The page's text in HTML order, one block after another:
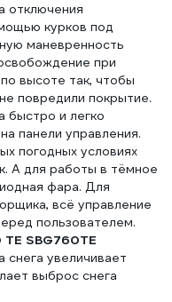
отключения
курков под
маневренность
при
высоте так, чтобы
повредили покрытие.
быстро и легко
панели управления.
погодных условиях
А для работы в тёмное
фара. Для
всё управление
пользователем.
SBG760TE
увеличивает
выброс снега